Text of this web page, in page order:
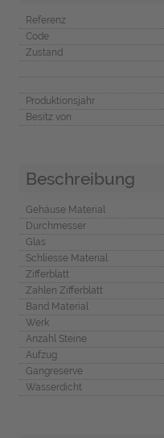
Referenz
Code
Zustand
Produktionsjahr
Besitz von
Beschreibung
Gehäuse Material
Durchmesser
Glas
Schliesse Material
Zifferblatt
Zahlen Zifferblatt
Band Material
Werk
Anzahl Steine
Aufzug
Gangreserve
Wasserdicht